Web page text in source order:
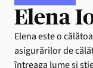
Elena
Elena este o
asigurărilor de
întreaga lume și